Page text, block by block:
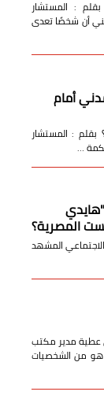
: المستشار
أن شخصًا تعدى
أمام
بقلم : المستشار
…
المصرية؟
المشهد
مدير مكتب
من الشخصيات